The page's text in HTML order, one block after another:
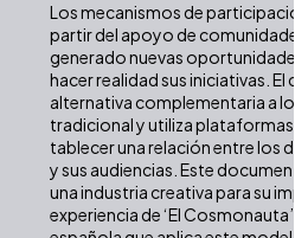
Los mecanismos de
partir del apoyo de
generado nuevas oportunidades
hacer realidad sus iniciativas. El
alternativa complementaria a
tradicional y utiliza plataformas
tablecer una relación entre los
y sus audiencias. Este
una industria creativa para su
experiencia de ‘El